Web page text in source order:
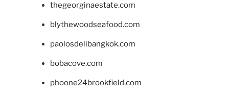
thegeorginaestate.com
blythewoodseafood.com
paolosdelibangkok.com
bobacove.com
phoone24brookfield.com